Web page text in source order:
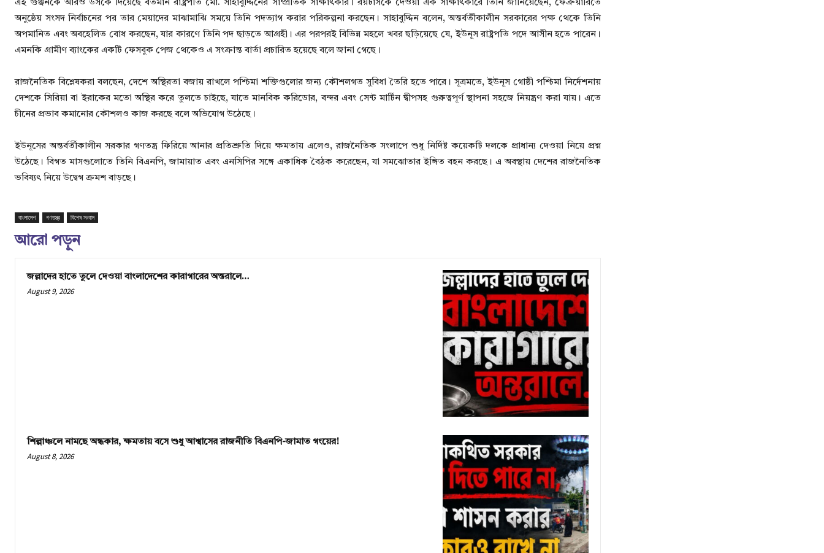
এই গুঞ্জনকে আরও উসকে দিয়েছে বর্তমান রাষ্ট্রপতি মো. সাহাবুদ্দিনের সাম্প্রতিক সাক্ষাৎকার। রয়টার্সকে দেওয়া এক সাক্ষাৎকারে তিনি জানিয়েছেন, ফেব্রুয়ারিতে
অনুষ্ঠেয় সংসদ নির্বাচনের পর তার মেয়াদের মাঝামাঝি সময়ে তিনি পদত্যাগ করার পরিকল্পনা করছেন। সাহাবুদ্দিন বলেন, অন্তর্বর্তীকালীন সরকারের পক্ষ থেকে তিনি
অপমানিত এবং অবহেলিত বোধ করছেন, যার কারণে তিনি পদ ছাড়তে আগ্রহী। এর পরপরই বিভিন্ন মহলে খবর ছড়িয়েছে যে, ইউনূস রাষ্ট্রপতি পদে আসীন হতে পারেন।
এমনকি গ্রামীণ ব্যাংকের একটি ফেসবুক পেজ থেকেও এ সংক্রান্ত বার্তা প্রচারিত হয়েছে বলে জানা গেছে।
রাজনৈতিক বিশ্লেষকরা বলছেন, দেশে অস্থিরতা বজায় রাখলে পশ্চিমা শক্তিগুলোর জন্য কৌশলগত সুবিধা তৈরি হতে পারে। সূত্রমতে, ইউনূস গোষ্ঠী পশ্চিমা নির্দেশনায়
দেশকে সিরিয়া বা ইরাকের মতো অস্থির করে তুলতে চাইছে, যাতে মানবিক করিডোর, বন্দর এবং সেন্ট মার্টিন দ্বীপসহ গুরুত্বপূর্ণ স্থাপনা সহজে নিয়ন্ত্রণ করা যায়। এতে
চীনের প্রভাব কমানোর কৌশলও কাজ করছে বলে অভিযোগ উঠেছে।
ইউনূসের অন্তর্বর্তীকালীন সরকার গণতন্ত্র ফিরিয়ে আনার প্রতিশ্রুতি দিয়ে ক্ষমতায় এলেও, রাজনৈতিক সংলাপে শুধু নির্দিষ্ট কয়েকটি দলকে প্রাধান্য দেওয়া নিয়ে প্রশ্ন
উঠেছে। বিগত মাসগুলোতে তিনি বিএনপি, জামায়াত এবং এনসিপির সঙ্গে একাধিক বৈঠক করেছেন, যা সমঝোতার ইঙ্গিত বহন করছে। এ অবস্থায় দেশের রাজনৈতিক
ভবিষ্যৎ নিয়ে উদ্বেগ ক্রমশ বাড়ছে।
বাংলাদেশ গণতন্ত্র বিশেষ সংবাদ
আরো পড়ুন
জল্লাদের হাতে তুলে দেওয়া বাংলাদেশের কারাগারের অন্তরালে…
August 9, 2026
শিল্পাঞ্চলে নামছে অন্ধকার, ক্ষমতায় বসে শুধু আশ্বাসের রাজনীতি বিএনপি-জামাত গংয়ের!
August 8, 2026